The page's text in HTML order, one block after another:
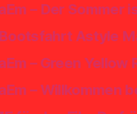
– Der
Astyle
– Green
– Willkommen